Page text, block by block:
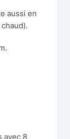
aussi en
avec 8